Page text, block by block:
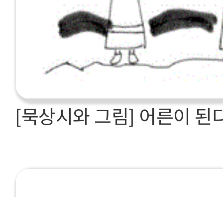
[묵상시와 그림] 어른이 된